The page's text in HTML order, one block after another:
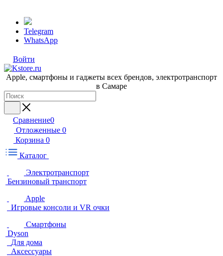
Telegram
WhatsApp
Войти
Apple, cмартфоны и гаджеты всех брендов, электротранспорт
в Самаре
Сравнение0
Отложенные 0
Корзина 0
Каталог
Электротранспорт
Бензиновый транспорт
Apple
Игровые консоли и VR очки
Смартфоны
Dyson
Для дома
Аксессуары